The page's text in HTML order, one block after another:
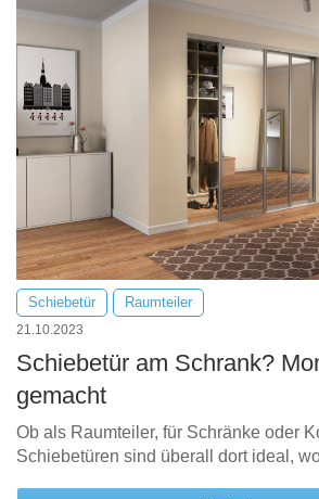
Schiebetür Raumteiler
21.10.2023
Schiebetür am Schrank?
gemacht
Ob als Raumteiler, für Schränke oder
Schiebetüren sind überall dort ideal,